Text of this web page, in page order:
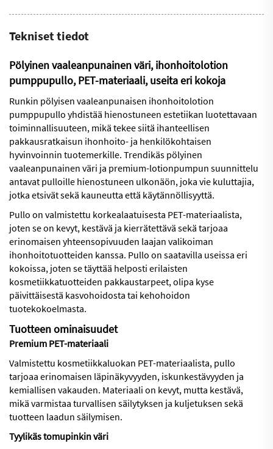
Tekniset tiedot
Pölyinen vaaleanpunainen väri, ihonhoitolotion
pumppupullo, PET-materiaali, useita eri kokoja
Runkin pölyisen vaaleanpunaisen ihonhoitolotion
pumppupullo yhdistää hienostuneen estetiikan luotettavaan
toiminnallisuuteen, mikä tekee siitä ihanteellisen
pakkausratkaisun ihonhoito- ja henkilökohtaisen
hyvinvoinnin tuotemerkille. Trendikäs pölyinen
vaaleanpunainen väri ja premium-lotionpumpun suunnittelu
antavat pulloille hienostuneen ulkonäön, joka vie kuluttajia,
jotka etsivät sekä kauneutta että käytännöllisyyttä.
Pullo on valmistettu korkealaatuisesta PET-materiaalista,
joten se on kevyt, kestävä ja kierrätettävä sekä tarjoaa
erinomaisen yhteensopivuuden laajan valikoiman
ihonhoitotuotteiden kanssa. Pullo on saatavilla useissa eri
kokoissa, joten se täyttää helposti erilaisten
kosmetiikkatuotteiden pakkaustarpeet, olipa kyse
päivittäisestä kasvohoidosta tai kehohoidon
tuotekokoelmasta.
Tuotteen ominaisuudet
Premium PET-materiaali
Valmistettu kosmetiikkaluokan PET-materiaalista, pullo
tarjoaa erinomaisen läpinäkyvyyden, iskunkestävyyden ja
kemiallisen vakauden. Materiaali on kevyt, mutta kestävä,
mikä varmistaa turvallisen säilytyksen ja kuljetuksen sekä
tuotteen laadun säilymisen.
Tyylikäs tomupinkin väri